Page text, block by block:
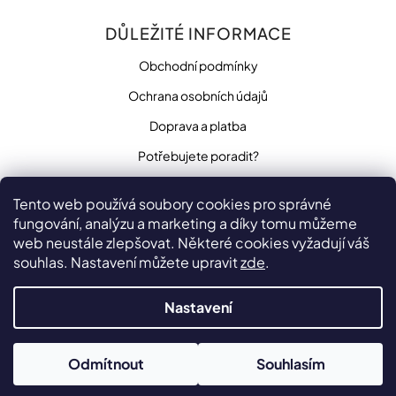
Tento web používá soubory cookies pro správné
fungování, analýzu a marketing a díky tomu můžeme
web neustále zlepšovat. Některé cookies vyžadují váš
souhlas. Nastavení můžete upravitzde.
Nastavení
Odmítnout Souhlasím
DŮLEŽITÉ INFORMACE
Obchodní podmínky
Ochrana osobních údajů
Doprava a platba
Potřebujete poradit?
SLEDUJTE NÁS
Vytvořilo na platformě
Shoptet
Copyright 2026penzista.net
. Všechna práva vyhrazena.
Upravit nastavení cookies